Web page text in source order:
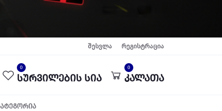
შესვლა რეგისტრაცია
0
სურვილების სია
0
კალათა